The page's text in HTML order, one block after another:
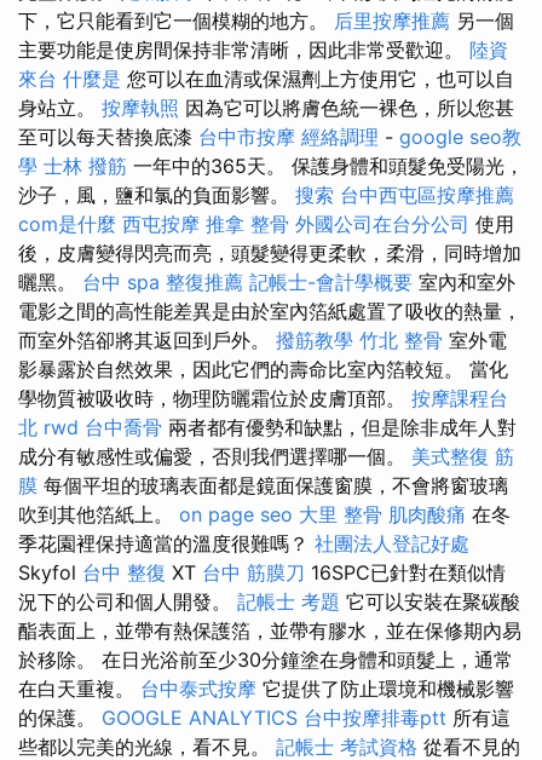
下，它只能看到它一個模糊的地方。 后里按摩推薦 另一個
主要功能是使房間保持非常清晰，因此非常受歡迎。 陸資
來台 什麼是 您可以在血清或保濕劑上方使用它，也可以自
身站立。 按摩執照 因為它可以將膚色統一裸色，所以您甚
至可以每天替換底漆 台中市按摩 經絡調理 - google seo教
學 士林 撥筋 一年中的365天。 保護身體和頭髮免受陽光，
沙子，風，鹽和氯的負面影響。 搜索 台中西屯區按摩推薦
com是什麼 西屯按摩 推拿 整骨 外國公司在台分公司 使用
後，皮膚變得閃亮而亮，頭髮變得更柔軟，柔滑，同時增加
曬黑。 台中 spa 整復推薦 記帳士-會計學概要 室內和室外
電影之間的高性能差異是由於室內箔紙處置了吸收的熱量，
而室外箔卻將其返回到戶外。 撥筋教學 竹北 整骨 室外電
影暴露於自然效果，因此它們的壽命比室內箔較短。 當化
學物質被吸收時，物理防曬霜位於皮膚頂部。 按摩課程台
北 rwd 台中喬骨 兩者都有優勢和缺點，但是除非成年人對
成分有敏感性或偏愛，否則我們選擇哪一個。 美式整復 筋
膜 每個平坦的玻璃表面都是鏡面保護窗膜，不會將窗玻璃
吹到其他箔紙上。 on page seo 大里 整骨 肌肉酸痛 在冬
季花園裡保持適當的溫度很難嗎？ 社團法人登記好處
Skyfol 台中 整復 XT 台中 筋膜刀 16SPC已針對在類似情
況下的公司和個人開發。 記帳士 考題 它可以安裝在聚碳酸
酯表面上，並帶有熱保護箔，並帶有膠水，並在保修期內易
於移除。 在日光浴前至少30分鐘塗在身體和頭髮上，通常
在白天重複。 台中泰式按摩 它提供了防止環境和機械影響
的保護。 GOOGLE ANALYTICS 台中按摩排毒ptt 所有這
些都以完美的光線，看不見。 記帳士 考試資格 從看不見的